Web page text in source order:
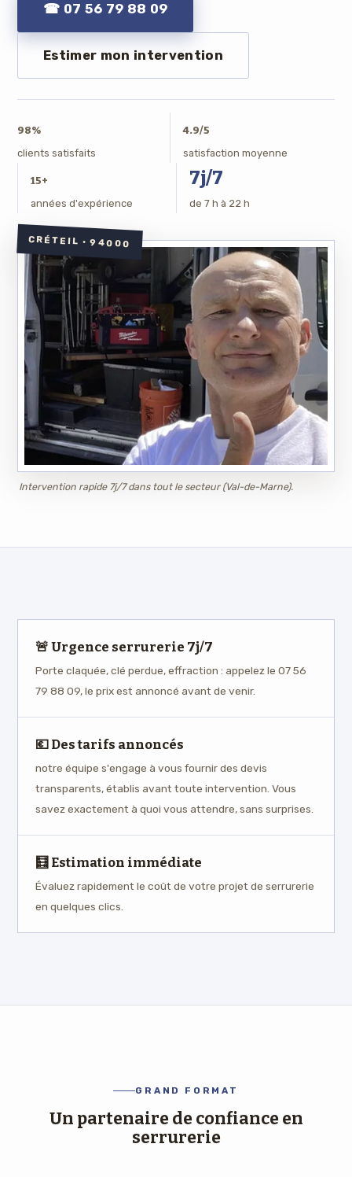
☎ 07 56 79 88 09
Estimer mon intervention
98%
clients satisfaits
4.9/5
satisfaction moyenne
15+
années d'expérience
7j/7
de 7 h à 22 h
CRÉTEIL · 94000
Intervention rapide 7j/7 dans tout le secteur (Val-de-Marne).
🚨 Urgence serrurerie 7j/7
Porte claquée, clé perdue, effraction : appelez le 07 56
79 88 09, le prix est annoncé avant de venir.
💶 Des tarifs annoncés
notre équipe s'engage à vous fournir des devis
transparents, établis avant toute intervention. Vous
savez exactement à quoi vous attendre, sans surprises.
🧮 Estimation immédiate
Évaluez rapidement le coût de votre projet de serrurerie
en quelques clics.
GRAND FORMAT
Un partenaire de confiance en
serrurerie